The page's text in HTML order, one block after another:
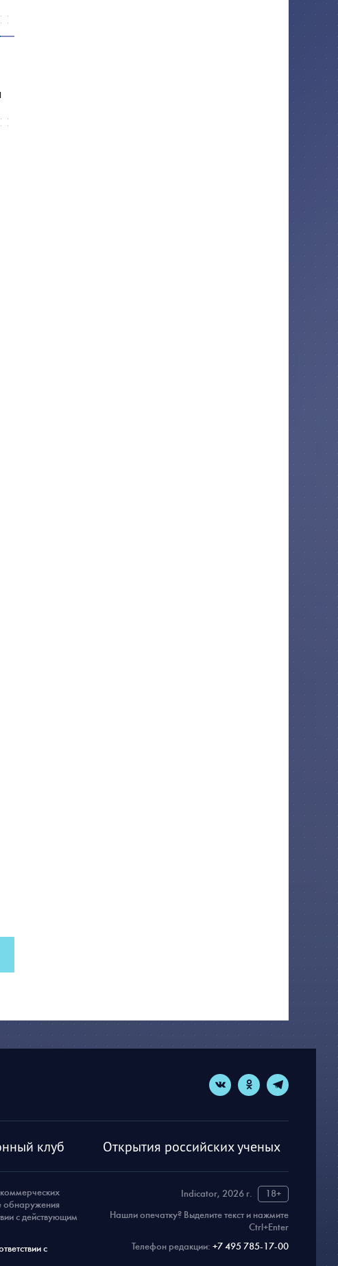
клуб Открытия российских ученых
Indicator, 2026 г.
18+
Нашли опечатку? Выделите текст и нажмите
Ctrl+Enter
Телефон редакции: +7 495 785-17-00
обнаружения
с действующим
с